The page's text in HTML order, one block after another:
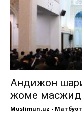
Андижон
жоме
Muslimun.uz -